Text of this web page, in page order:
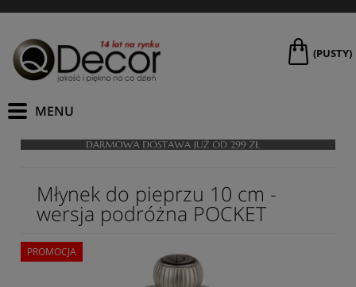
(PUSTY)
Młynek do pieprzu 10 cm -
wersja podróżna POCKET
PROMOCJA